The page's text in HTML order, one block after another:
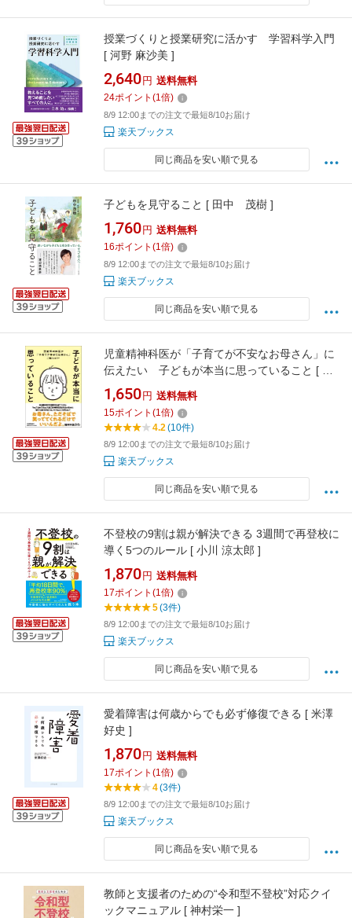
授業づくりと授業研究に活かす 学習科学入門
[ 河野 麻沙美 ]
2,640 円 送料無料
24ポイント (1倍)
8/9 12:00までの注文で最短8/10お届け
楽天ブックス
同じ商品を安い順で見る
子どもを見守ること [ 田中 茂樹 ]
1,760 円 送料無料
16ポイント (1倍)
8/9 12:00までの注文で最短8/10お届け
楽天ブックス
同じ商品を安い順で見る
児童精神科医が「子育てが不安なお母さん」に
伝えたい 子どもが本当に思っていること [ 精
神科医さわ ]
1,650 円 送料無料
15ポイント (1倍)
4.2(10件)
8/9 12:00までの注文で最短8/10お届け
楽天ブックス
同じ商品を安い順で見る
不登校の9割は親が解決できる 3週間で再登校に
導く5つのルール [ 小川 涼太郎 ]
1,870 円 送料無料
17ポイント (1倍)
5(3件)
8/9 12:00までの注文で最短8/10お届け
楽天ブックス
同じ商品を安い順で見る
愛着障害は何歳からでも必ず修復できる [ 米澤
好史 ]
1,870 円 送料無料
17ポイント (1倍)
4(3件)
8/9 12:00までの注文で最短8/10お届け
楽天ブックス
同じ商品を安い順で見る
教師と支援者のための“令和型不登校”対応クイ
ックマニュアル [ 神村栄一 ]